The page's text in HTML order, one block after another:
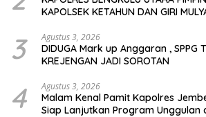
KAPOLSEK KETAHUN DAN GIRI
3 Agustus 3, 2026
DIDUGA Mark up Anggaran , SPPG
KREJENGAN JADI SOROTAN
4 Agustus 3, 2026
Malam Kenal Pamit Kapolres
Siap Lanjutkan Program Unggulan